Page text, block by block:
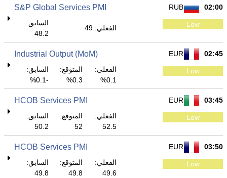
02:00
RUB
S&P Global Services PMI
Low الفعلي: 49
السابق:
48.2
02:45
EUR
Industrial Output (MoM)
Low
الفعلي:
0.1%
المتوقع:
0.3%
السابق:
-0.1%
03:45
EUR
HCOB Services PMI
Low
الفعلي:
52.5
المتوقع:
52
السابق:
50.2
03:50
EUR
HCOB Services PMI
Low
الفعلي:
49.6
المتوقع:
49.8
السابق:
49.8